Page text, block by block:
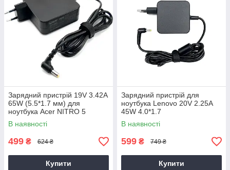
Зарядний пристрій 19V 3.42A
65W (5.5*1.7 мм) для
ноутбука Acer NITRO 5
AN515-31 65
В наявності
499 ₴ 624 ₴
Купити
Зарядний пристрій для
ноутбука Lenovo 20V 2.25A
45W 4.0*1.7
В наявності
599 ₴ 749 ₴
Купити